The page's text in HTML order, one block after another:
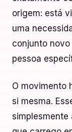
origem: está
uma
conjunto
pessoa
O movimento
si mesma.
simplesmente